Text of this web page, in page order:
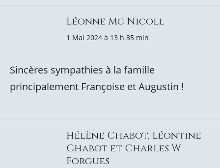
Léonne Mc Nicoll
1 Mai 2024 à 13 h 35 min
Sincères sympathies à la famille
principalement Françoise et Augustin !
Hélène Chabot, Léontine
Chabot et Charles W
Forgues